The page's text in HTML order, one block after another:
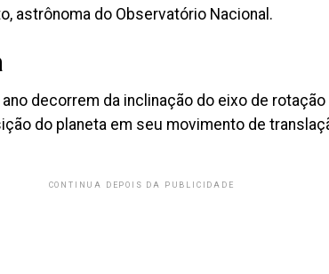
astrônoma do Observatório Nacional.
decorrem da inclinação do eixo de rotação
do planeta em seu movimento de
CONTINUA DEPOIS DA PUBLICIDADE